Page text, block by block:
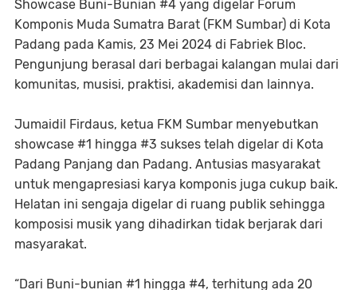
Showcase Buni-Bunian #4 yang digelar Forum
Komponis Muda Sumatra Barat (FKM Sumbar) di Kota
Padang pada Kamis, 23 Mei 2024 di Fabriek Bloc.
Pengunjung berasal dari berbagai kalangan mulai dari
komunitas, musisi, praktisi, akademisi dan lainnya.
Jumaidil Firdaus, ketua FKM Sumbar menyebutkan
showcase #1 hingga #3 sukses telah digelar di Kota
Padang Panjang dan Padang. Antusias masyarakat
untuk mengapresiasi karya komponis juga cukup baik.
Helatan ini sengaja digelar di ruang publik sehingga
komposisi musik yang dihadirkan tidak berjarak dari
masyarakat.
“Dari Buni-bunian #1 hingga #4, terhitung ada 20